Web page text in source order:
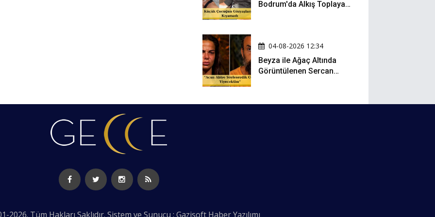
Bodrum'da Alkış Toplayan
04-08-2026 12:34
Beyza ile Ağaç Altında
Görüntülenen Sercan
2026. Tüm Hakları Saklıdır. Sistem ve Sunucu : Gazisoft Haber Yazılımı